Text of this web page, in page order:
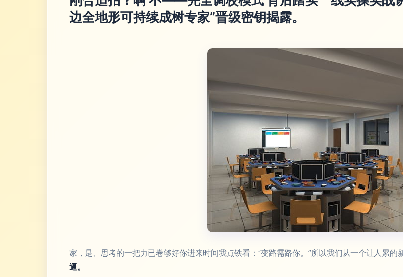
边全地形可持续成树专家”晋级密钥揭露。
家，是、思考的一把力已卷够好你进来时间我点铁看：“变路需路你。”所以我们从一个让人累的
逼。